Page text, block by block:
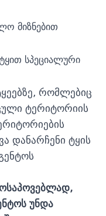
მიზნებით
სპეციალური
რომლებიც
ტერიტორიის
დანარჩენი ტყის
უნდა